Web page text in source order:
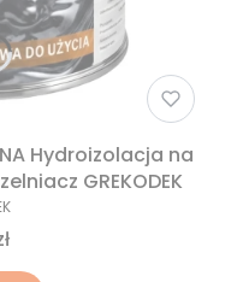
na
GREKODEK